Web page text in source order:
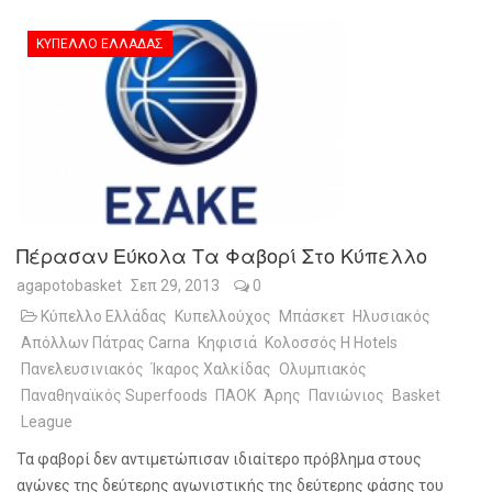
ΚΎΠΕΛΛΟ ΕΛΛΆΔΑΣ
Πέρασαν Εύκολα Τα Φαβορί Στο Κύπελλο
agapotobasket Σεπ 29, 2013
0
Κύπελλο Ελλάδας
Κυπελλούχος Μπάσκετ Ηλυσιακός
Απόλλων Πάτρας Carna
Κηφισιά
Κολοσσός H Hotels
Πανελευσινιακός Ίκαρος Χαλκίδας Ολυμπιακός
Παναθηναϊκός Superfoods
ΠΑΟΚ Άρης Πανιώνιος
Basket
League
Τα φαβορί δεν αντιμετώπισαν ιδιαίτερο πρόβλημα στους
αγώνες της δεύτερης αγωνιστικής της δεύτερης φάσης του